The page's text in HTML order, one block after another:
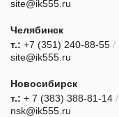
site@ik555.ru
Челябинск
т.: +7 (351) 240-88-55 /
site@ik555.ru
Новосибирск
т.: + 7 (383) 388-81-14 /
nsk@ik555.ru